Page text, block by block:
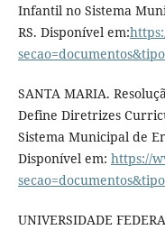
Infantil no Sistema
RS. Disponível em:
SANTA MARIA.
Define Diretrizes
Sistema Municipal de
Disponível em: https://
UNIVERSIDADE